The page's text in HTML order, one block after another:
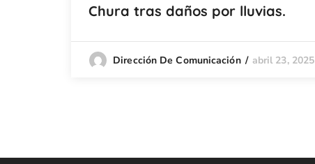
Chura tras daños por lluvias.
Dirección De Comunicación abril 23, 2025